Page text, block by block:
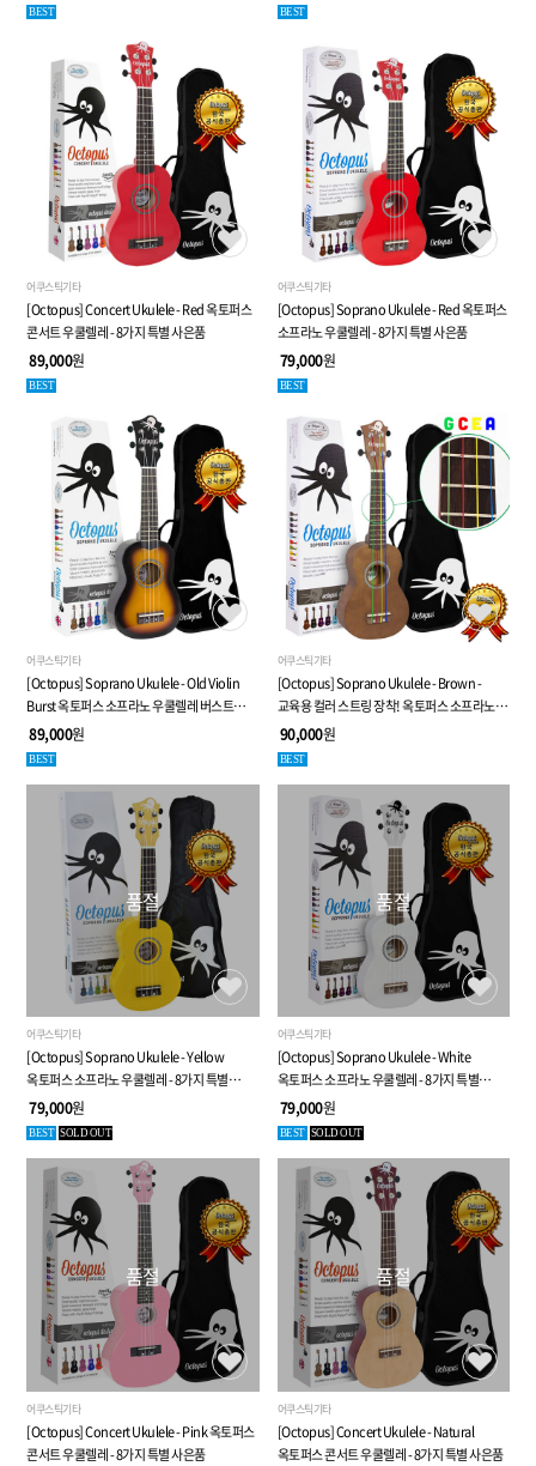
BEST BEST
어쿠스틱기타
[Octopus] Concert Ukulele - Red 옥토퍼스
콘서트 우쿨렐레 - 8가지 특별 사은품
89,000원
BEST
어쿠스틱기타
[Octopus] Soprano Ukulele - Red 옥토퍼스
소프라노 우쿨렐레 - 8가지 특별 사은품
79,000원
BEST
어쿠스틱기타
[Octopus] Soprano Ukulele - Old Violin
Burst 옥토퍼스 소프라노 우쿨렐레 버스트
시리즈 - 8가지 특별 사은품
89,000원
BEST
어쿠스틱기타
[Octopus] Soprano Ukulele - Brown -
교육용 컬러 스트링 장착! 옥토퍼스 소프라노
우쿨렐레 브라운 컬러 - 8가지 특별 사은품
90,000원
BEST
품절
어쿠스틱기타
[Octopus] Soprano Ukulele - Yellow
옥토퍼스 소프라노 우쿨렐레 - 8가지 특별
사은품
79,000원
BEST SOLD OUT
품절
어쿠스틱기타
[Octopus] Soprano Ukulele - White
옥토퍼스 소프라노 우쿨렐레 - 8가지 특별
사은품
79,000원
BEST SOLD OUT
품절
어쿠스틱기타
[Octopus] Concert Ukulele - Pink 옥토퍼스
콘서트 우쿨렐레 - 8가지 특별 사은품
품절
어쿠스틱기타
[Octopus] Concert Ukulele - Natural
옥토퍼스 콘서트 우쿨렐레 - 8가지 특별 사은품